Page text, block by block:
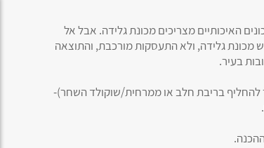
האיכותיים מצריכים מכונת גלידה. אבל אל
מכונת גלידה, ולא התעסקות מורכבת, והתוצאה
בעיר.
להחליף בריבת חלב או ממרחית/שוקולד השחר)-